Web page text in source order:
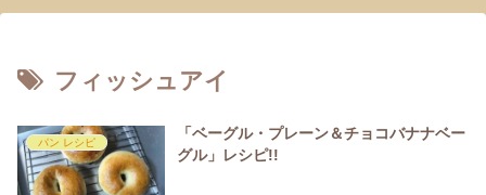
フィッシュアイ
パン レシピ
「ベーグル・プレーン＆チョコバナナベー
グル」レシピ!!